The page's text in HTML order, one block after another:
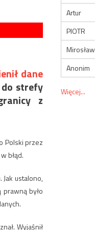
dane
do strefy
z
Polski przez
błąd.
ustalono,
prawną było
Wyjaśnił
Artur
PIOTR
Mirosław
Anonim
Więcej...